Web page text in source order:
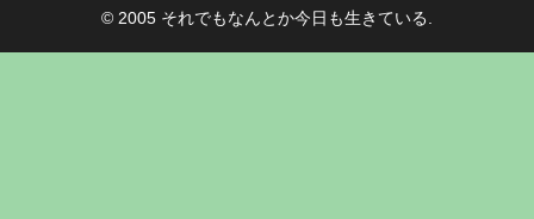
© 2005 それでもなんとか今日も生きている.